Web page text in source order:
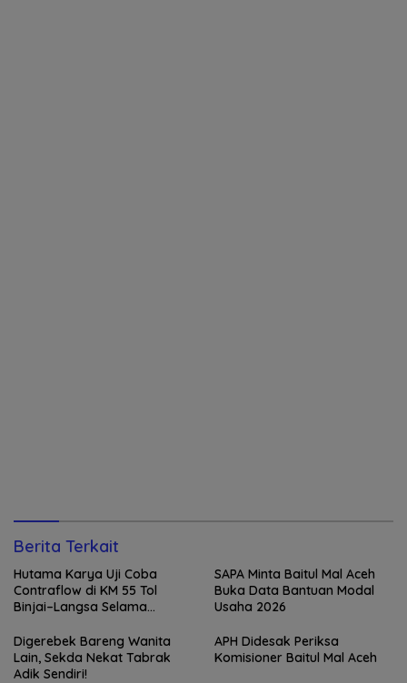
Berita Terkait
Hutama Karya Uji Coba
Contraflow di KM 55 Tol
Binjai–Langsa Selama
SAPA Minta Baitul Mal Aceh
Buka Data Bantuan Modal
Usaha 2026
Digerebek Bareng Wanita
Lain, Sekda Nekat Tabrak
Adik Sendiri!
APH Didesak Periksa
Komisioner Baitul Mal Aceh